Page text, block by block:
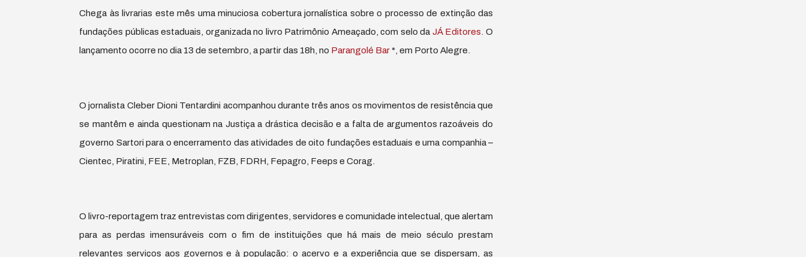
Chega às livrarias este mês uma minuciosa cobertura jornalística sobre o processo de extinção das
fundações públicas estaduais, organizada no livro Patrimônio Ameaçado, com selo da JÁ Editores . O
lançamento ocorre no dia 13 de setembro, a partir das 18h, no Parangolé Bar*, em Porto Alegre.
O jornalista Cleber Dioni Tentardini acompanhou durante três anos os movimentos de resistência que
se mantêm e ainda questionam na Justiça a drástica decisão e a falta de argumentos razoáveis do
governo Sartori para o encerramento das atividades de oito fundações estaduais e uma companhia –
Cientec, Piratini, FEE, Metroplan, FZB, FDRH, Fepagro, Feeps e Corag.
O livro-reportagem traz entrevistas com dirigentes, servidores e comunidade intelectual, que alertam
para as perdas imensuráveis com o fim de instituições que há mais de meio século prestam
relevantes serviços aos governos e à população: o acervo e a experiência que se dispersam, as